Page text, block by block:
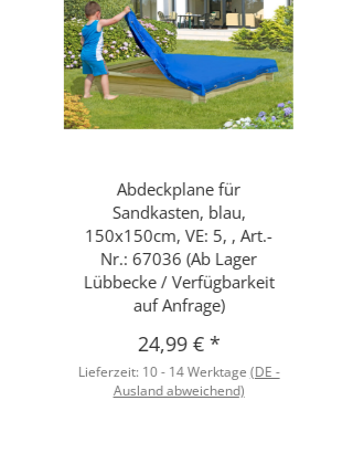
Abdeckplane für
Sandkasten, blau,
150x150cm, VE: 5, , Art.-
Nr.: 67036 (Ab Lager
Lübbecke / Verfügbarkeit
auf Anfrage)
24,99 € *
Lieferzeit: 10 - 14 Werktage (DE -
Ausland abweichend)